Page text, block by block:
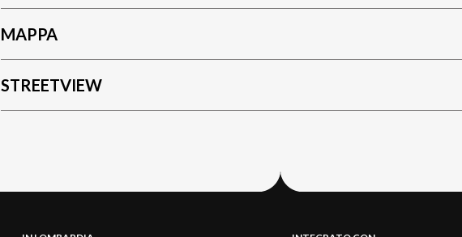
MAPPA
STREETVIEW